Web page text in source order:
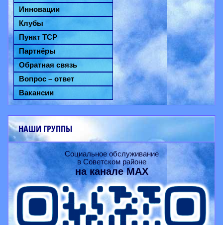
Инновации
Клубы
Пункт ТСР
Партнёры
Обратная связь
Вопрос – ответ
Вакансии
НАШИ ГРУППЫ
Социальное обслуживание
в Советском районе
на каналеMAX